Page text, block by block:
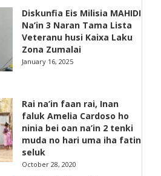
Diskunfia Eis Milisia MAHIDI
Na’in 3 Naran Tama Lista
Veteranu husi Kaixa Laku
Zona Zumalai
January 16, 2025
Rai na’in faan rai, Inan
faluk Amelia Cardoso ho
ninia bei oan na’in 2 tenki
muda no hari uma iha fatin
seluk
October 28, 2020